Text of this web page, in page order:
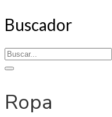
Buscador
Ropa